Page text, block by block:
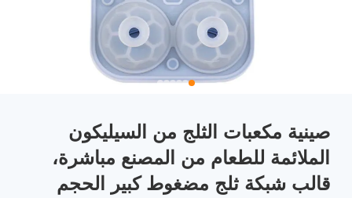
صينية مكعبات الثلج من السيليكون
الملائمة للطعام من المصنع مباشرة،
قالب شبكة ثلج مضغوط كبير الحجم